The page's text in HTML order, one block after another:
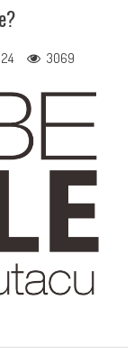
24 3069